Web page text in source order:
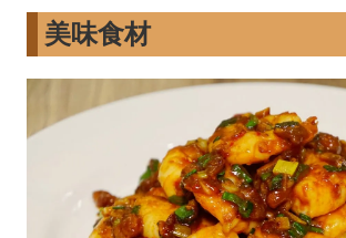
美味食材